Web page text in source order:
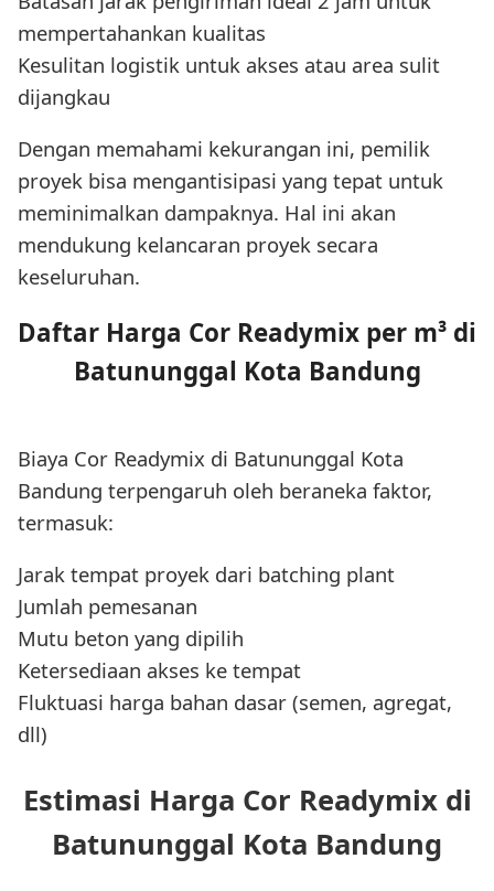
mempertahankan kualitas
Kesulitan logistik untuk akses atau area sulit
dijangkau
Dengan memahami kekurangan ini, pemilik
proyek bisa mengantisipasi yang tepat untuk
meminimalkan dampaknya. Hal ini akan
mendukung kelancaran proyek secara
keseluruhan.
Daftar Harga Cor Readymix per m³ di
Batununggal Kota Bandung
Biaya Cor Readymix di Batununggal Kota
Bandung terpengaruh oleh beraneka faktor,
termasuk:
Jarak tempat proyek dari batching plant
Jumlah pemesanan
Mutu beton yang dipilih
Ketersediaan akses ke tempat
Fluktuasi harga bahan dasar (semen, agregat,
dll)
Estimasi Harga Cor Readymix di
Batununggal Kota Bandung